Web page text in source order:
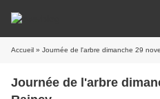
Accueil » Journée de l'arbre dimanche 29
Journée de l'arbre